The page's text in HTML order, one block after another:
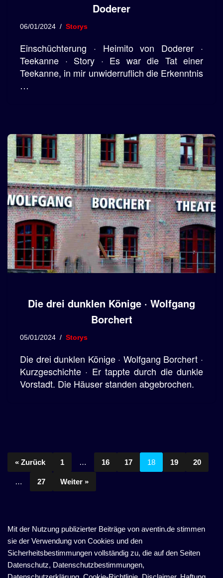
Doderer
06/01/2024 Storys
Einschüchterung · Heimito von Doderer ·
Teekanne · Story · Es war die Tat einer
Teekanne, in mir unwiderruflich die Erkenntnis
…
Die drei dunklen Könige · Wolfgang
Borchert
05/01/2024 Storys
Die drei dunklen Könige · Wolfgang Borchert ·
Kurzgeschichte · Er tappte durch die dunkle
Vorstadt. Die Häuser standen abgebrochen.
« Zurück 1 … 16 17 18 19 20
… 27 Weiter »
Mit der Nutzung publizierter Beiträge von aventin.de stimmen
sie der Verwendung von Cookies und den
Sicherheitsbestimmungen vollständig zu, die auf den Seiten
Datenschutz, Datenschutzbestimmungen,